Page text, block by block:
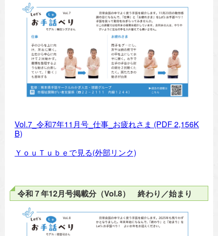
Vol.7_令和7年11月号_仕事_お疲れさま (PDF 2,156K
B)
ＹｏｕＴｕｂｅで見る(外部リンク)
令和７年12月号掲載分（Vol.8） 終わり／始まり